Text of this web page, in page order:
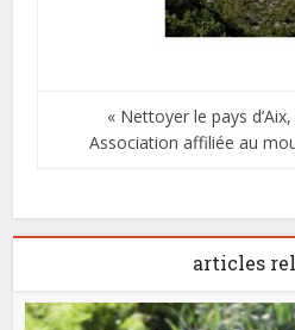
« Nettoyer le pays
Association affiliée au
articles